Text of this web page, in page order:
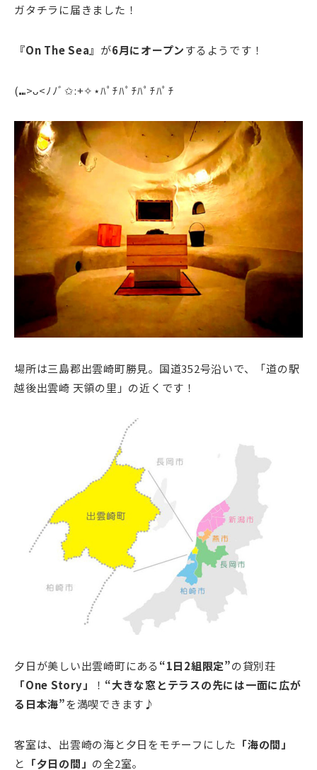
ガタチラに届きました！
『On The Sea』 が6月にオープンするようです！
(⑉>ᴗ<ﾉﾉﾞ✩:+✧︎⋆ﾊﾟﾁﾊﾟﾁﾊﾟﾁﾊﾟﾁ
場所は三島郡出雲崎町勝見。国道352号沿いで、「道の駅
越後出雲崎 天領の里」の近くです！
夕日が美しい出雲崎町にある “1日2組限定”の貸別荘
「One Story」
！ “大きな窓とテラスの先には一面に広が
る日本海”を満喫できます♪
客室は、出雲崎の海と夕日をモチーフにした 「海の間」
と 「夕日の間」 の全2室。